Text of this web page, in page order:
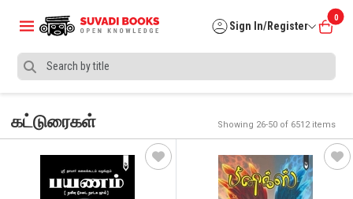
Sign In/Register
0
கட்டுரைகள் Showing 26-50 of 6512 items